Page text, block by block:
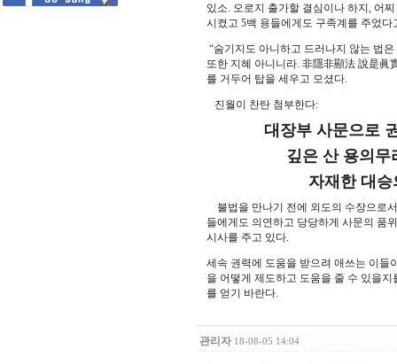
있소. 오로지 출가할 결심이나 하지, 어
시켰고 5백 용들에게도 구족계를 주었
“숨기지도 아니하고 드러나지 않는 법
또한 지혜 아니니라. 非隱非顯法 說是眞
를 거두어 탑을 세우고 모셨다.
진월이 찬탄 첨부한다:
대장부 사문으로 권
깊은 산 용의무리
자재한 대승의 물
불법을 만나기 전에 외도의 수장으로
들에게도 의연하고 당당하게 사문의 품
시사를 주고 있다.
세속 권력에 도움을 받으려 애쓰는 이들
을 어떻게 제도하고 도움을 줄 수 있을
를 얻기 바란다.
관리자 18-08-05 14:04